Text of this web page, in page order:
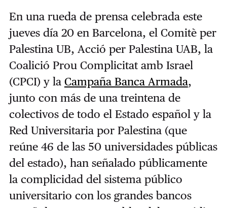
En una rueda de prensa celebrada este
jueves día 20 en Barcelona, el Comitè per
Palestina UB, Acció per Palestina UAB, la
Coalició Prou Complicitat amb Israel
(CPCI) y la Campaña Banca Armada,
junto con más de una treintena de
colectivos de todo el Estado español y la
Red Universitaria por Palestina (que
reúne 46 de las 50 universidades públicas
del estado), han señalado públicamente
la complicidad del sistema público
universitario con los grandes bancos